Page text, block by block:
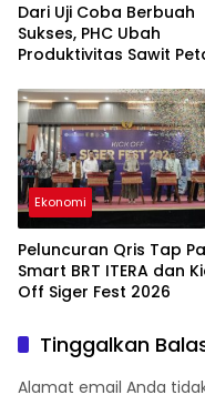
Dari Uji Coba Berbuah
Sukses, PHC Ubah
Produktivitas Sawit
Ekonomi
Peluncuran Qris Tap
Smart BRT ITERA dan
Off Siger Fest 2026
Tinggalkan
Alamat email Anda